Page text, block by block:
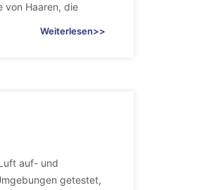
von Haaren, die
Weiterlesen>>
auf- und
getestet,